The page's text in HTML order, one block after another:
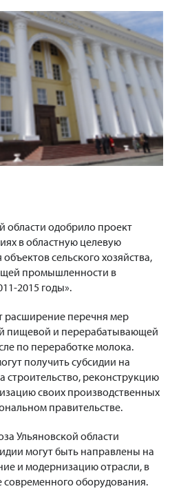
области одобрило проект
в областную целевую
сельского хозяйства,
промышленности в
2015 годы».
расширение перечня мер
пищевой и перерабатывающей
по переработке молока.
получить субсидии на
строительство, реконструкцию
своих производственных
правительстве.
Ульяновской области
могут быть направлены на
и модернизацию отрасли, в
оборудования.